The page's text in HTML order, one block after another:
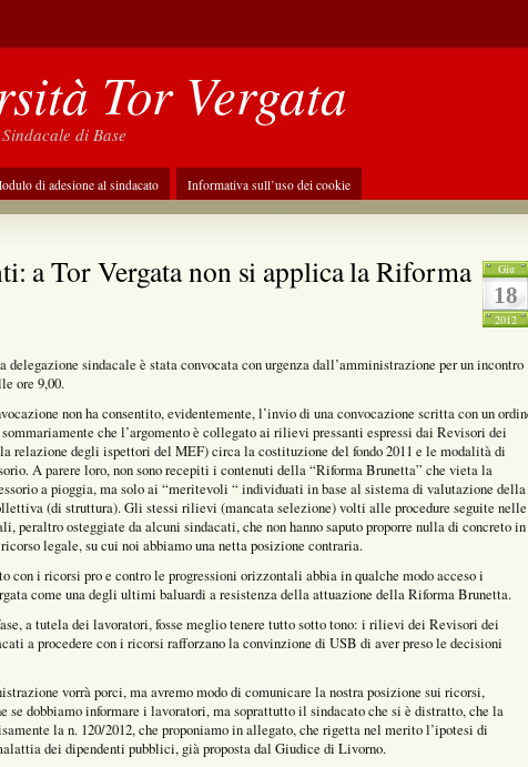
Tor Vergata
di Base
di adesione al sindacato Informativa sull’uso dei cookie
Giu
18
2012
a Tor Vergata non si applica la Riforma
sindacale è stata convocata con urgenza dall’amministrazione per un incontro
ore 9,00.
non ha consentito, evidentemente, l’invio di una convocazione scritta con un
che l’argomento è collegato ai rilievi pressanti espressi dai Revisori dei
relazione degli ispettori del MEF) circa la costituzione del fondo 2011 e le modalità di
A parere loro, non sono recepiti i contenuti della “Riforma Brunetta” che vieta la
a pioggia, ma solo ai “meritevoli “ individuati in base al sistema di valutazione della
(di struttura). Gli stessi rilievi (mancata selezione) volti alle procedure seguite nelle
peraltro osteggiate da alcuni sindacati, che non hanno saputo proporre nulla di concreto in
legale, su cui noi abbiamo una netta posizione contraria.
con i ricorsi pro e contro le progressioni orizzontali abbia in qualche modo acceso i
come una degli ultimi baluardi a resistenza della attuazione della Riforma Brunetta.
a tutela dei lavoratori, fosse meglio tenere tutto sotto tono: i rilievi dei Revisori dei
a procedere con i ricorsi rafforzano la convinzione di USB di aver preso le decisioni
vorrà porci, ma avremo modo di comunicare la nostra posizione sui ricorsi,
se dobbiamo informare i lavoratori, ma soprattutto il sindacato che si è distratto, che la
la n. 120/2012, che proponiamo in allegato, che rigetta nel merito l’ipotesi di
dei dipendenti pubblici, già proposta dal Giudice di Livorno.